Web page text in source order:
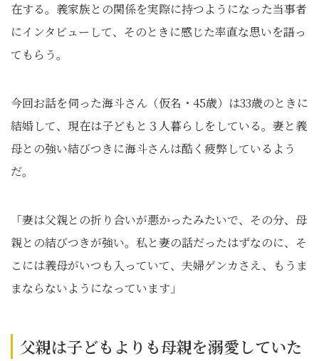
在する。義家族との関係を実際に持つようになった当事者
にインタビューして、そのときに感じた率直な思いを語っ
てもらう。
今回お話を伺った海斗さん（仮名・45歳）は33歳のときに
結婚して、現在は子どもと３人暮らしをしている。妻と義
母との強い結びつきに海斗さんは酷く疲弊しているよう
だ。
「妻は父親との折り合いが悪かったみたいで、その分、母
親との結びつきが強い。私と妻の話だったはずなのに、そ
こには義母がいつも入っていて、夫婦ゲンカさえ、もうま
まならないようになっています」
父親は子どもよりも母親を溺愛していた